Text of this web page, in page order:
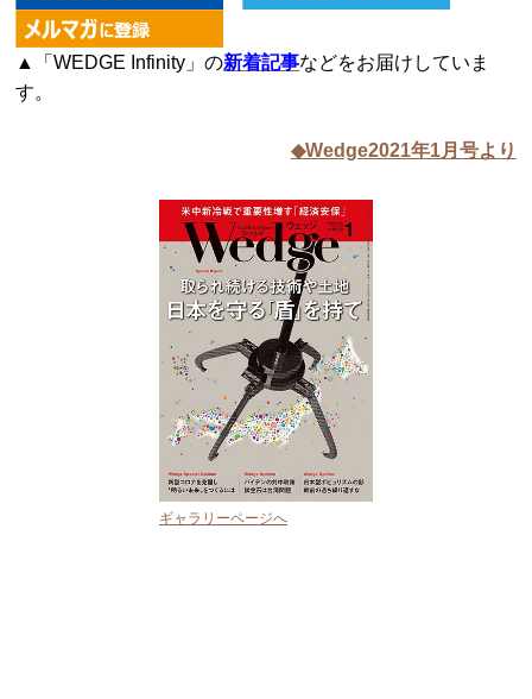
▲「WEDGE Infinity」の新着記事などをお届けしていま
す。
◆Wedge2021年1月号より
ギャラリーページへ